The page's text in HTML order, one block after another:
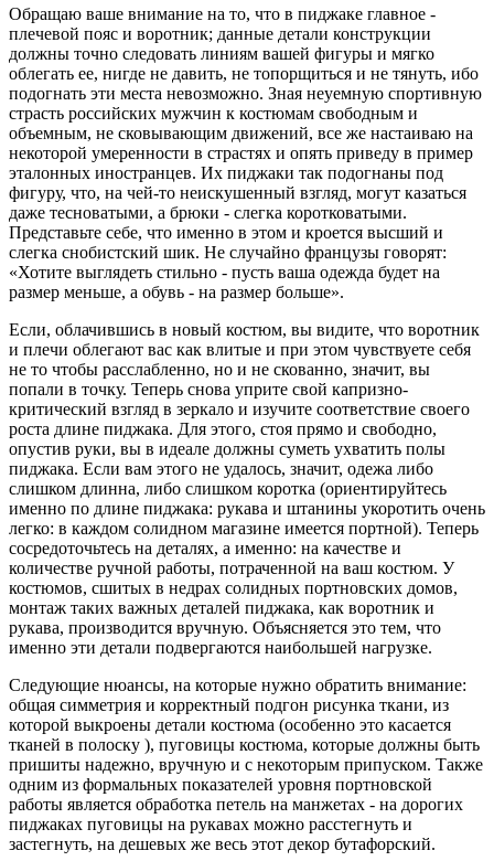
Обращаю ваше внимание на то, что в пиджаке главное -
плечевой пояс и воротник; данные детали конструкции
должны точно следовать линиям вашей фигуры и мягко
облегать ее, нигде не давить, не топорщиться и не тянуть, ибо
подогнать эти места невозможно. Зная неуемную спортивную
страсть российских мужчин к костюмам свободным и
объемным, не сковывающим движений, все же настаиваю на
некоторой умеренности в страстях и опять приведу в пример
эталонных иностранцев. Их пиджаки так подогнаны под
фигуру, что, на чей-то неискушенный взгляд, могут казаться
даже тесноватыми, а брюки - слегка коротковатыми.
Представьте себе, что именно в этом и кроется высший и
слегка снобистский шик. Не случайно французы говорят:
«Хотите выглядеть стильно - пусть ваша одежда будет на
размер меньше, а обувь - на размер больше».
Если, облачившись в новый костюм, вы видите, что воротник
и плечи облегают вас как влитые и при этом чувствуете себя
не то чтобы расслабленно, но и не скованно, значит, вы
попали в точку. Теперь снова уприте свой капризно-
критический взгляд в зеркало и изучите соответствие своего
роста длине пиджака. Для этого, стоя прямо и свободно,
опустив руки, вы в идеале должны суметь ухватить полы
пиджака. Если вам этого не удалось, значит, одежа либо
слишком длинна, либо слишком коротка (ориентируйтесь
именно по длине пиджака: рукава и штанины укоротить очень
легко: в каждом солидном магазине имеется портной). Теперь
сосредоточьтесь на деталях, а именно: на качестве и
количестве ручной работы, потраченной на ваш костюм. У
костюмов, сшитых в недрах солидных портновских домов,
монтаж таких важных деталей пиджака, как воротник и
рукава, производится вручную. Объясняется это тем, что
именно эти детали подвергаются наибольшей нагрузке.
Следующие нюансы, на которые нужно обратить внимание:
общая симметрия и корректный подгон рисунка ткани, из
которой выкроены детали костюма (особенно это касается
тканей в полоску ), пуговицы костюма, которые должны быть
пришиты надежно, вручную и с некоторым припуском. Также
одним из формальных показателей уровня портновской
работы является обработка петель на манжетах - на дорогих
пиджаках пуговицы на рукавах можно расстегнуть и
застегнуть, на дешевых же весь этот декор бутафорский.